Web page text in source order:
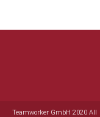
Teamworker GmbH 2020 All